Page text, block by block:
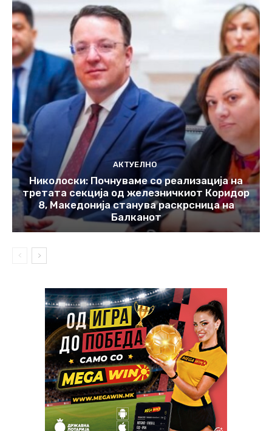
АКТУЕЛНО
Николоски: Почнуваме со реализација на
третата секција од железничкиот Коридор
8, Македонија станува раскрсница на
Балканот